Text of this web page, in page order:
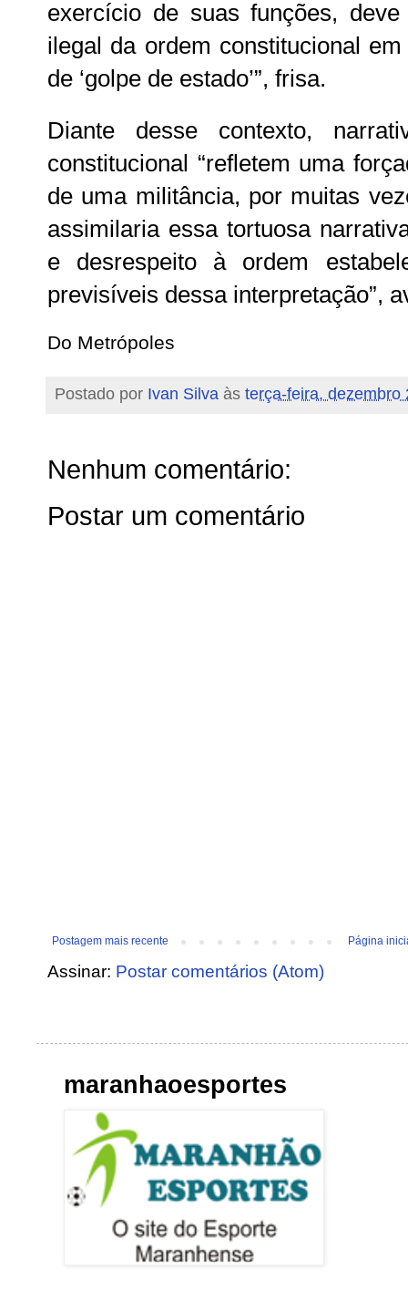
exercício de suas funções,
ilegal da ordem constitucional
de ‘golpe de estado’”, frisa.
Diante desse contexto,
constitucional “refletem uma
de uma militância, por muitas
assimilaria essa tortuosa
e desrespeito à ordem
previsíveis dessa interpretação”,
Do Metrópoles
Postado por Ivan Silva às terça-feira, dezembro
Nenhum comentário:
Postar um comentário
Postagem mais recente Página
Assinar: Postar comentários (Atom)
maranhaoesportes